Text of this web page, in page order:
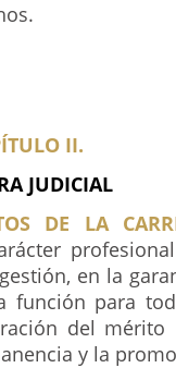
II.
JUDICIAL
DE LA
en la
función para
del mérito
y la